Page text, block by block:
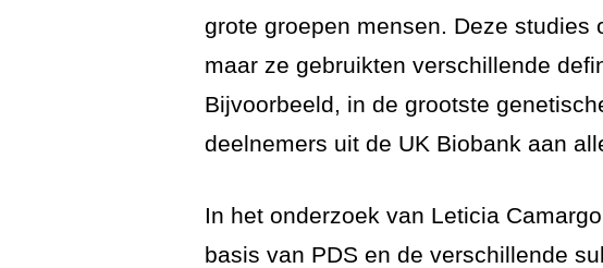
grote groepen mensen. Deze studies
maar ze gebruikten verschillende
Bijvoorbeeld, in de grootste
deelnemers uit de UK Biobank aan
In het onderzoek van Leticia
basis van PDS en de verschillende